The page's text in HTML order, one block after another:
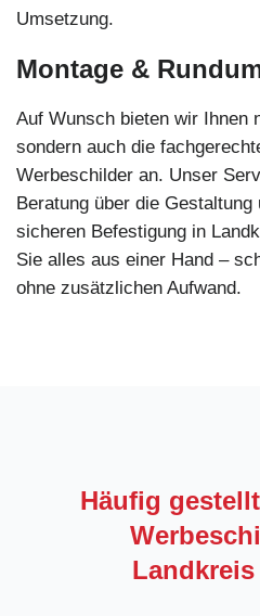
Umsetzung.
Montage &
Auf Wunsch bieten wir Ihnen
sondern auch die
Werbeschilder an. Unser
Beratung über die
sicheren Befestigung in
Sie alles aus einer Hand –
ohne zusätzlichen Aufwand.
Häufig